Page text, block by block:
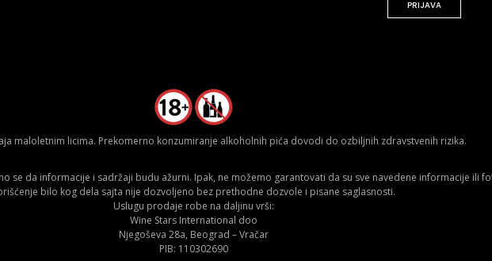
PRIJAVA
maloletnim licima. Prekomerno konzumiranje alkoholnih pića dovodi do ozbiljnih zdravstvenih rizika.
se da informacije i sadržaji budu ažurni. Ipak, ne možemo garantovati da su sve navedene informacije ili
bilo kog dela sajta nije dozvoljeno bez prethodne dozvole i pisane saglasnosti.
Uslugu prodaje robe na daljinu vrši:
Wine Stars International doo
Njegoševa 28a, Beograd – Vračar
PIB: 110302690